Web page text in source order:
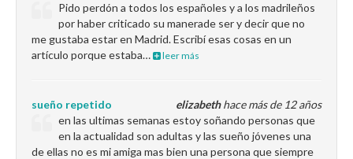
Pido perdón a todos los españoles y a los madrileños
por haber criticado su manerade ser y decir que no
me gustaba estar en Madrid. Escribí esas cosas en un
artículo porque estaba…
leer más
elizabethhace más de 12 años
sueño repetido
en las ultimas semanas estoy soñando personas que
en la actualidad son adultas y las sueño jóvenes una
de ellas no es mi amiga mas bien una persona que siempre